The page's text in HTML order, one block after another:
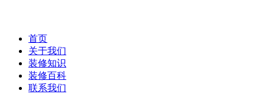
首页
关于我们
装修知识
装修百科
联系我们